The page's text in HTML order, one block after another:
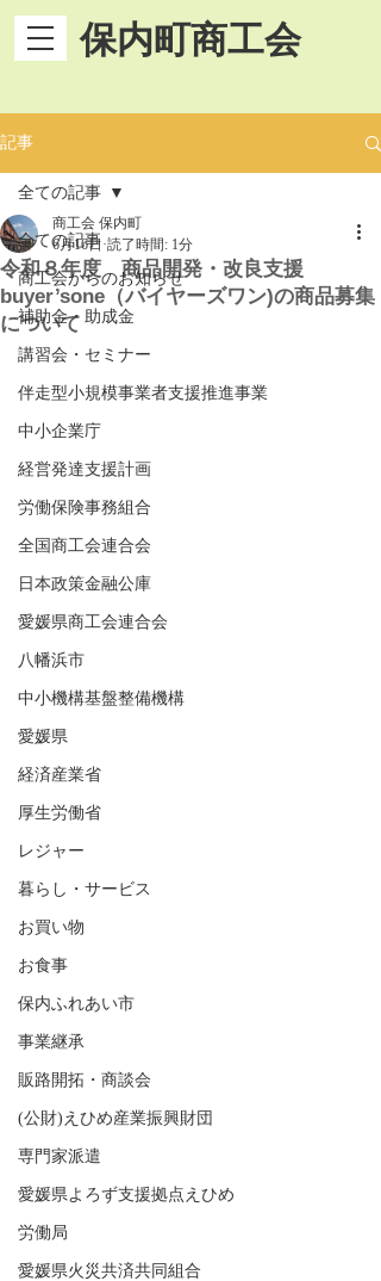
保内町商工会
記事
全ての記事
商工会からのお知らせ
補助金・助成金
講習会・セミナー
伴走型小規模事業者支援推進事業
中小企業庁
経営発達支援計画
労働保険事務組合
全国商工会連合会
日本政策金融公庫
愛媛県商工会連合会
八幡浜市
中小機構基盤整備機構
愛媛県
経済産業省
厚生労働省
レジャー
暮らし・サービス
お買い物
お食事
保内ふれあい市
事業継承
販路開拓・商談会
(公財)えひめ産業振興財団
専門家派遣
愛媛県よろず支援拠点えひめ
労働局
愛媛県火災共済共同組合
全ての記事
令和８年度 商品開発・改良支援
buyer’sone（バイヤーズワン)の商品募集
について
商工会 保内町
6月16日 読了時間: 1分